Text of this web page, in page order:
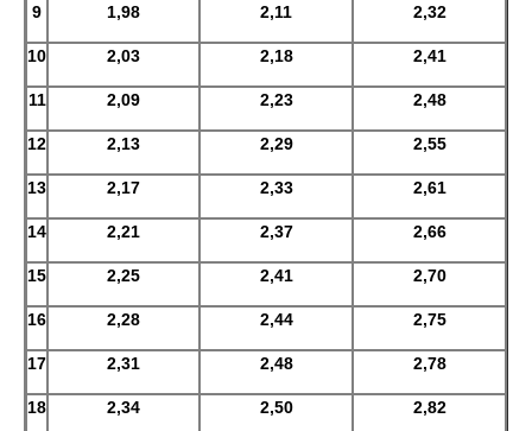
9 1,98 2,11 2,32
10 2,03 2,18 2,41
11 2,09 2,23 2,48
12 2,13 2,29 2,55
13 2,17 2,33 2,61
14 2,21 2,37 2,66
15 2,25 2,41 2,70
16 2,28 2,44 2,75
17 2,31 2,48 2,78
18 2,34 2,50 2,82